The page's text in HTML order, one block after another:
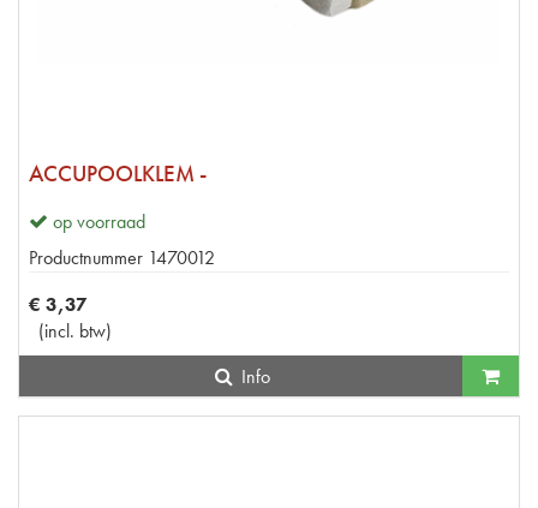
ACCUPOOLKLEM -
op voorraad
Productnummer 1470012
€ 3,37
(incl. btw)
Info